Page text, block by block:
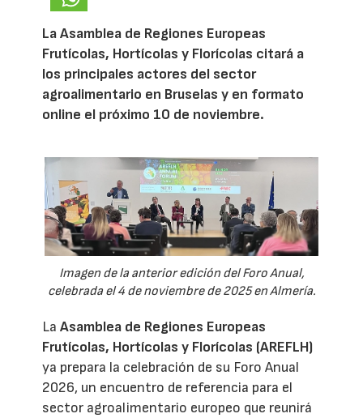
La Asamblea de Regiones Europeas
Frutícolas, Hortícolas y Florícolas citará a
los principales actores del sector
agroalimentario en Bruselas y en formato
online el próximo 10 de noviembre.
Imagen de la anterior edición del Foro Anual,
celebrada el 4 de noviembre de 2025 en Almería.
LaAsamblea de Regiones Europeas
Frutícolas, Hortícolas y Florícolas (AREFLH)
ya prepara la celebración de su Foro Anual
2026, un encuentro de referencia para el
sector agroalimentario europeo que reunirá